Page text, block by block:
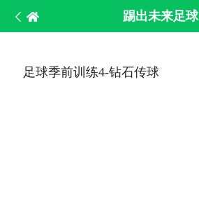
踢出未来足球
足球季前训练4-钻石传球